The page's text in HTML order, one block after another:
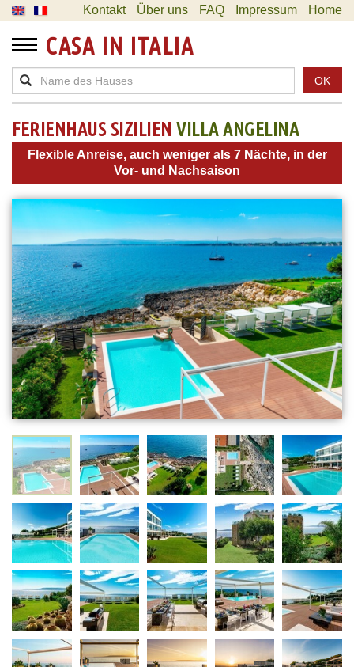
Kontakt Über uns FAQ Impressum Home
CASA IN ITALIA
OK
FERIENHAUS SIZILIEN VILLA ANGELINA
Flexible Anreise, auch weniger als 7 Nächte, in der
Vor- und Nachsaison